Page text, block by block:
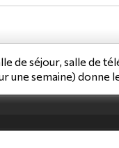
de séjour, salle de
une semaine)